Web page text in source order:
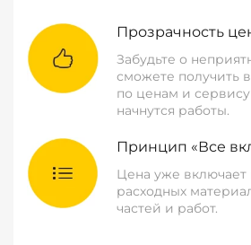
Прозрачность
Забудьте о
сможете получить
по ценам и
начнутся работы.
Принцип «Все
Цена уже включает
расходных
частей и работ.